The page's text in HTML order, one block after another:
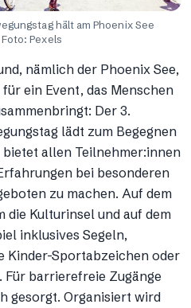
hält am Phoenix See
Pexels
nämlich der Phoenix See,
ein Event, das Menschen
Der 3.
lädt zum Begegnen
allen Teilnehmer:innen
bei besonderen
zu machen. Auf dem
die Kulturinsel und auf dem
inklusives Segeln,
Kinder-Sportabzeichen oder
Für barrierefreie Zugänge
gesorgt. Organisiert wird